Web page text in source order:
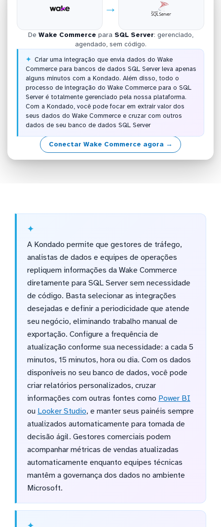
→
De Wake Commerce para SQL Server: gerenciado,
agendado, sem código.
Criar uma integração que envia dados do Wake
Commerce para bancos de dados SQL Server leva apenas
alguns minutos com a Kondado. Além disso, todo o
processo de integração do Wake Commerce para o SQL
Server é totalmente gerenciado pela nossa plataforma.
Com a Kondado, você pode focar em extrair valor dos
seus dados do Wake Commerce e cruzar com outros
dados de seu banco de dados SQL Server
Conectar Wake Commerce agora →
A Kondado permite que gestores de tráfego,
analistas de dados e equipes de operações
repliquem informações da Wake Commerce
diretamente para SQL Server sem necessidade
de código. Basta selecionar as integrações
desejadas e definir a periodicidade que atende
seu negócio, eliminando trabalho manual de
exportação. Configure a frequência de
atualização conforme sua necessidade: a cada 5
minutos, 15 minutos, hora ou dia. Com os dados
disponíveis no seu banco de dados, você pode
criar relatórios personalizados, cruzar
informações com outras fontes como Power BI
ou Looker Studio, e manter seus painéis sempre
atualizados automaticamente para tomada de
decisão ágil. Gestores comerciais podem
acompanhar métricas de vendas atualizadas
automaticamente enquanto equipes técnicas
mantêm a governança dos dados no ambiente
Microsoft.